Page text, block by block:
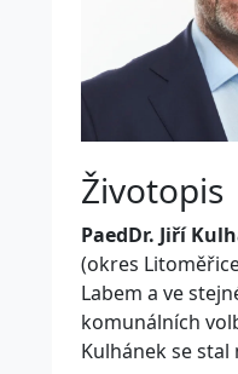
Životopis
PaedDr. Jiří
(okres
Labem a ve
komunálních
Kulhánek se stal